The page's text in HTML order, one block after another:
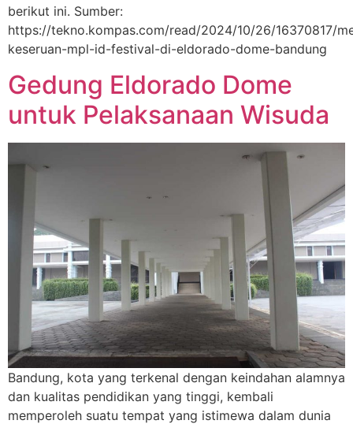
berikut ini. Sumber:
https://tekno.kompas.com/read/2024/10/26/16370817/
keseruan-mpl-id-festival-di-eldorado-dome-bandung
Gedung Eldorado Dome
untuk Pelaksanaan Wisuda
Bandung, kota yang terkenal dengan keindahan alamnya
dan kualitas pendidikan yang tinggi, kembali
memperoleh suatu tempat yang istimewa dalam dunia